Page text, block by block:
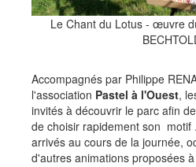
Créations 2023 aux
Les
Autour du Pont
Fleurs au fil des
Parcours
Jeu avec la
Le Chant du Lotus - œuvre
Accompagnés par Philippe
l'association Pastel à l'Ouest,
invités à découvrir le parc afin
de choisir rapidement son motif
arrivés au cours de la journée,
d'autres animations proposées